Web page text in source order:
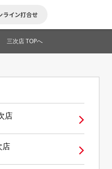
ライン打合せ
三次店 TOPへ
店
店